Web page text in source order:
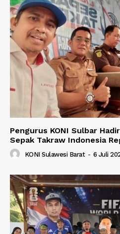
Pengurus KONI Sulbar
Sepak Takraw Indonesia
KONI Sulawesi Barat - 6 Juli